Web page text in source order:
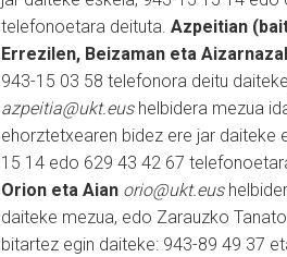
telefonoetara deituta. Azpeitian
Errezilen, Beizaman eta
943-15 03 58 telefonora deitu
azpeitia@ukt.eushelbidera mezua
ehorztetxearen bidez ere jar daiteke
15 14 edo 629 43 42 67
Orion eta Aian orio@ukt.eus
daiteke mezua, edo Zarauzko
bitartez egin daiteke: 943-89 49 37